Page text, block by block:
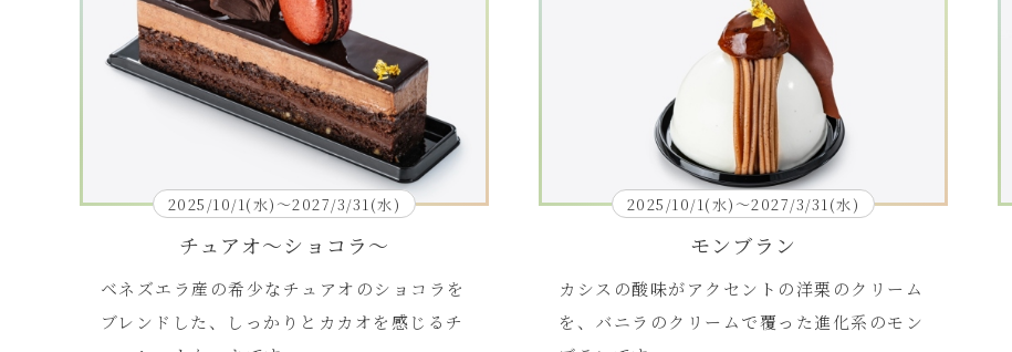
2025/10/1(水)～2027/3/31(水)
チュアオ～ショコラ～
ベネズエラ産の希少なチュアオのショコラを
ブレンドした、しっかりとカカオを感じるチ
2025/10/1(水)～2027/3/31(水)
モンブラン
カシスの酸味がアクセントの洋栗のクリーム
を、バニラのクリームで覆った進化系のモン